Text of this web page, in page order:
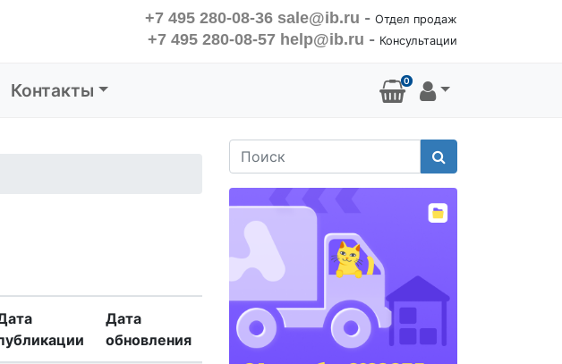
+7 495 280-08-36 sale@ib.ru - Отдел продаж
+7 495 280-08-57 help@ib.ru - Консультации
Контакты 0
Дата
обновления
Поиск